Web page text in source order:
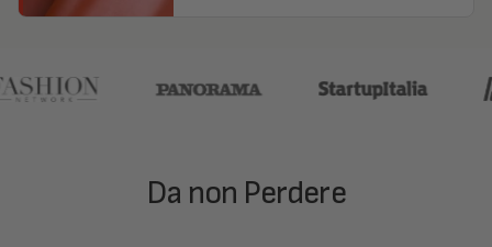
Da non Perdere